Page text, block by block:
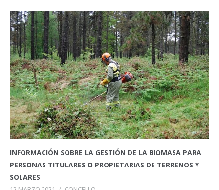
INFORMACIÓN SOBRE LA GESTIÓN DE LA BIOMASA PARA
PERSONAS TITULARES O PROPIETARIAS DE TERRENOS Y
SOLARES